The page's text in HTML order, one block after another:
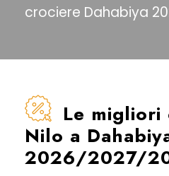
crociere Dahabiya
Le migliori
Nilo a
2026/2027/